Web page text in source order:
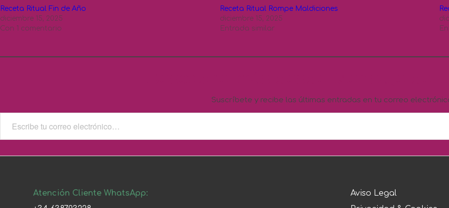
Receta Ritual Fin de Año
diciembre 15, 2025
Con 1 comentario
Receta Ritual Rompe Maldiciones
diciembre 15, 2025
Entrada similar
Suscríbete y recibe las últimas entradas en tu correo
Atención Cliente WhatsApp:
Aviso Legal